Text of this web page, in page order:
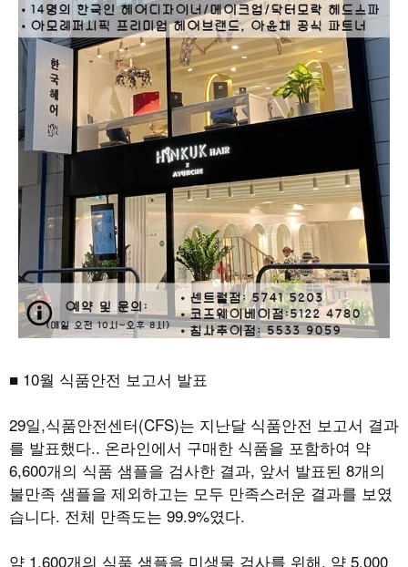
■ 10월 식품안전 보고서 발표
29일,식품안전센터(CFS)는 지난달 식품안전 보고서 결과
를 발표했다.. 온라인에서 구매한 식품을 포함하여 약
6,600개의 식품 샘플을 검사한 결과, 앞서 발표된 8개의
불만족 샘플을 제외하고는 모두 만족스러운 결과를 보였
습니다. 전체 만족도는 99.9%였다.
약 1,600개의 식품 샘플을 미생물 검사를 위해, 약 5,000